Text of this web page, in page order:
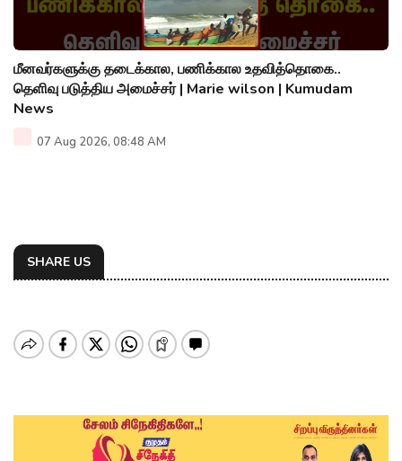
மீனவர்களுக்கு தடைக்கால, பணிக்கால உதவித்தொகை..
தெளிவு படுத்திய அமைச்சர் | Marie wilson | Kumudam
News
07 Aug 2026, 08:48 AM
SHARE US